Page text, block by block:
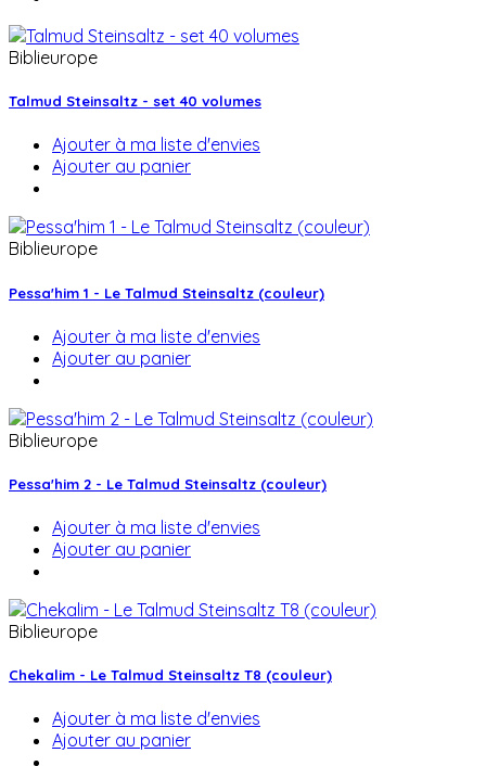
Biblieurope
Talmud Steinsaltz - set 40 volumes
Ajouter à ma liste d'envies
Ajouter au panier
Biblieurope
Pessa'him 1 - Le Talmud Steinsaltz (couleur)
Ajouter à ma liste d'envies
Ajouter au panier
Biblieurope
Pessa'him 2 - Le Talmud Steinsaltz (couleur)
Ajouter à ma liste d'envies
Ajouter au panier
Biblieurope
Chekalim - Le Talmud Steinsaltz T8 (couleur)
Ajouter à ma liste d'envies
Ajouter au panier